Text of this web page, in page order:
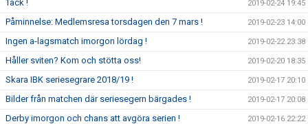
Tack ! 2019-02-24 19:45
Påminnelse: Medlemsresa torsdagen den 7 mars ! 2019-02-23 14:00
Ingen a-lagsmatch imorgon lördag ! 2019-02-22 23:38
Håller sviten? Kom och stötta oss! 2019-02-20 18:35
Skara IBK seriesegrare 2018/19 ! 2019-02-17 20:10
Bilder från matchen där seriesegern bärgades ! 2019-02-17 20:08
Derby imorgon och chans att avgöra serien ! 2019-02-16 22:22